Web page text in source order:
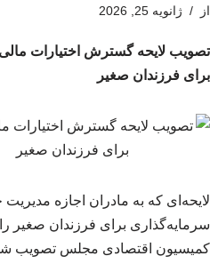
از ژانویه 25, 2026
تصویب لایحه گسترش اختیارات
برای فرزندان صغیر
لایحه‌ای که به مادران اجازه
سرمایه‌گذاری برای فرزندان صغیر
کمیسیون اقتصادی مجلس تصویب